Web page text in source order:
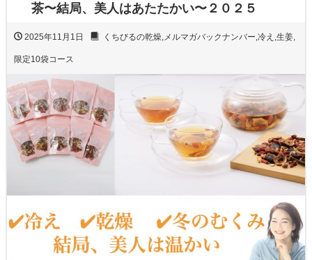
茶〜結局、美人はあたたかい〜２０２５
2025年11月1日 くちびるの乾燥,メルマガバックナンバー,冷え ,生姜,
限定10袋コース